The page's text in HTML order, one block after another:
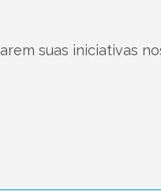
suas iniciativas